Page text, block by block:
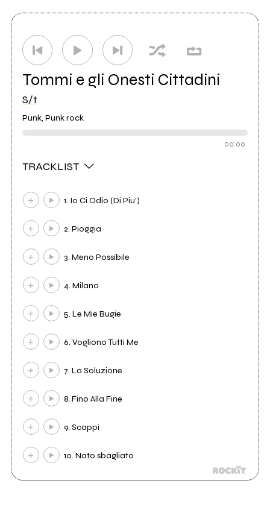
Tommi e gli Onesti Cittadini
S/t
Punk, Punk rock
00:00
TRACKLIST
1. Io Ci Odio (Di Piu')
2. Pioggia
3. Meno Possibile
4. Milano
5. Le Mie Bugie
6. Vogliono Tutti Me
7. La Soluzione
8. Fino Alla Fine
9. Scappi
10. Nato sbagliato